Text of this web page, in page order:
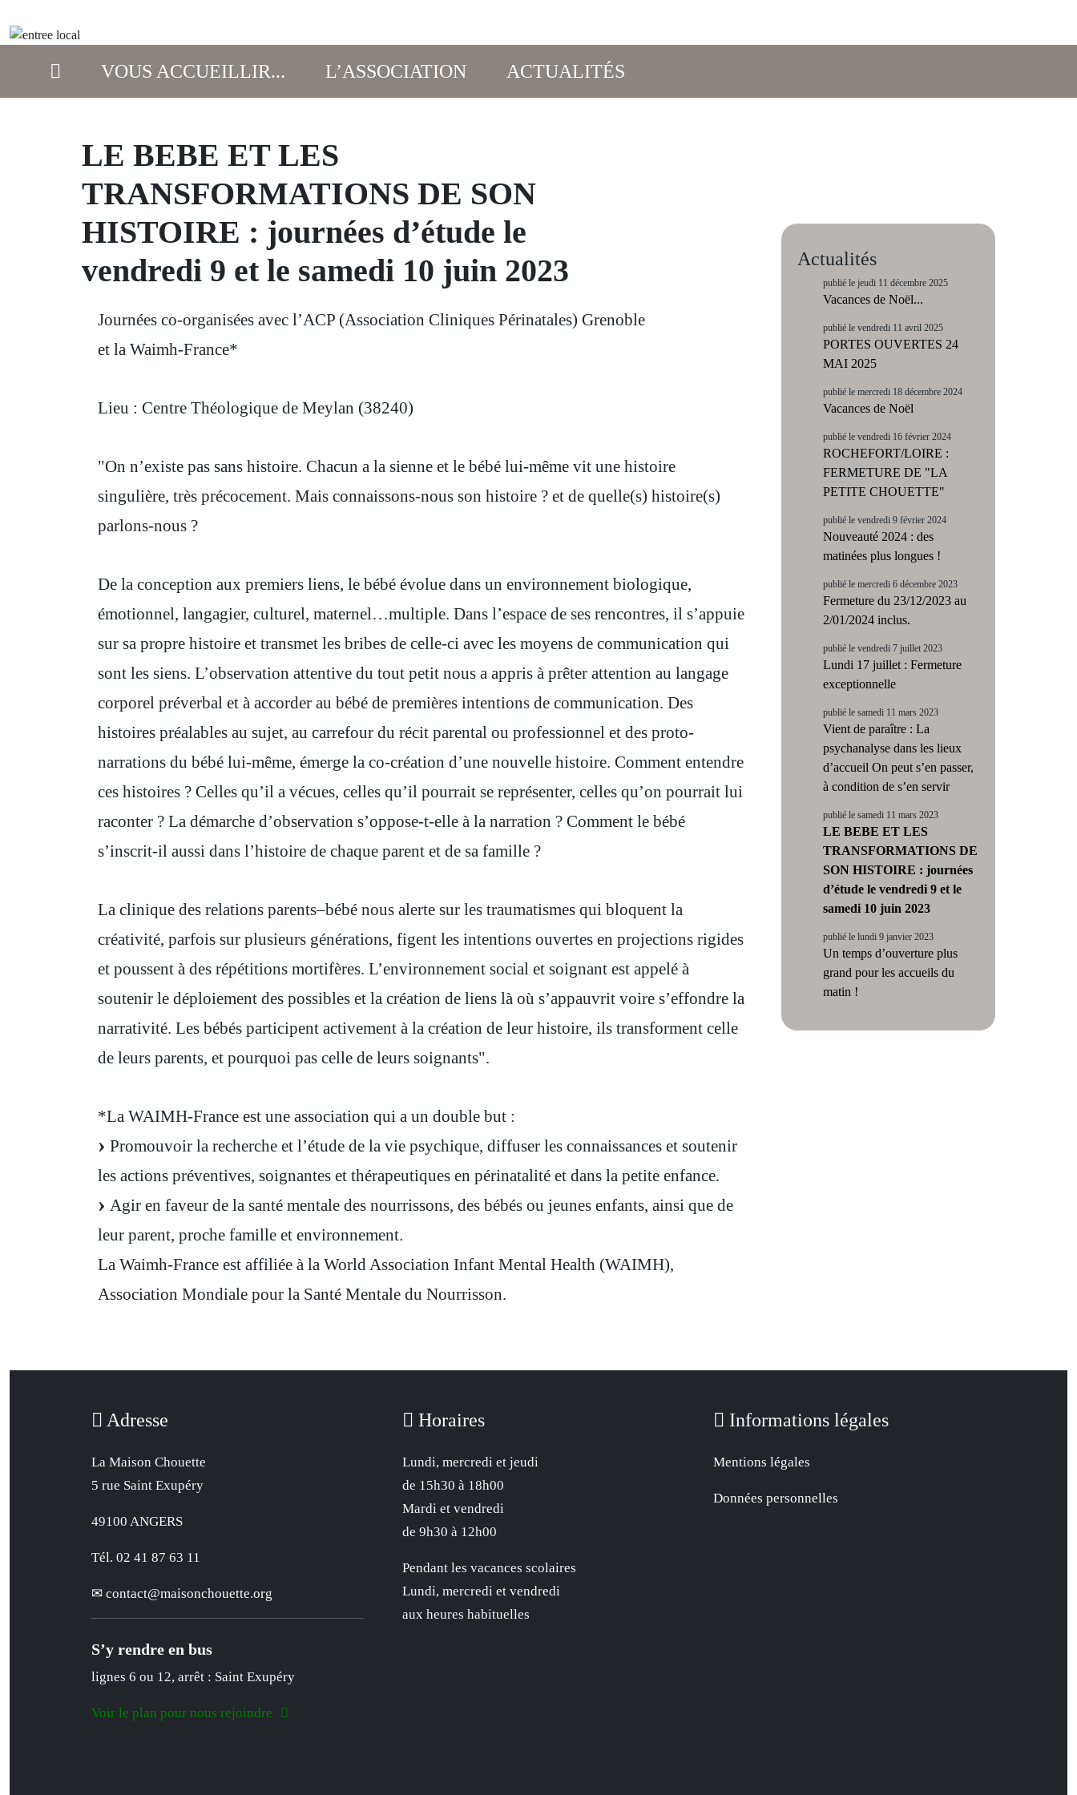
VOUS ACCUEILLIR... L’ASSOCIATION ACTUALITÉS
LE BEBE ET LES
TRANSFORMATIONS DE SON
HISTOIRE : journées d’étude le
vendredi 9 et le samedi 10 juin 2023
Journées co-organisées avec l’ACP (Association Cliniques Périnatales) Grenoble
et la Waimh-France*
Lieu : Centre Théologique de Meylan (38240)
"On n’existe pas sans histoire. Chacun a la sienne et le bébé lui-même vit une histoire
singulière, très précocement. Mais connaissons-nous son histoire ? et de quelle(s) histoire(s)
parlons-nous ?
De la conception aux premiers liens, le bébé évolue dans un environnement biologique,
émotionnel, langagier, culturel, maternel…multiple. Dans l’espace de ses rencontres, il s’appuie
sur sa propre histoire et transmet les bribes de celle-ci avec les moyens de communication qui
sont les siens. L’observation attentive du tout petit nous a appris à prêter attention au langage
corporel préverbal et à accorder au bébé de premières intentions de communication. Des
histoires préalables au sujet, au carrefour du récit parental ou professionnel et des proto-
narrations du bébé lui-même, émerge la co-création d’une nouvelle histoire. Comment entendre
ces histoires ? Celles qu’il a vécues, celles qu’il pourrait se représenter, celles qu’on pourrait lui
raconter ? La démarche d’observation s’oppose-t-elle à la narration ? Comment le bébé
s’inscrit-il aussi dans l’histoire de chaque parent et de sa famille ?
La clinique des relations parents–bébé nous alerte sur les traumatismes qui bloquent la
créativité, parfois sur plusieurs générations, figent les intentions ouvertes en projections rigides
et poussent à des répétitions mortifères. L’environnement social et soignant est appelé à
soutenir le déploiement des possibles et la création de liens là où s’appauvrit voire s’effondre la
narrativité. Les bébés participent activement à la création de leur histoire, ils transforment celle
de leurs parents, et pourquoi pas celle de leurs soignants".
*La WAIMH-France est une association qui a un double but :
Promouvoir la recherche et l’étude de la vie psychique, diffuser les connaissances et soutenir
les actions préventives, soignantes et thérapeutiques en périnatalité et dans la petite enfance.
Agir en faveur de la santé mentale des nourrissons, des bébés ou jeunes enfants, ainsi que de
leur parent, proche famille et environnement.
La Waimh-France est affiliée à la World Association Infant Mental Health (WAIMH),
Association Mondiale pour la Santé Mentale du Nourrisson.
Actualités
publié le jeudi 11 décembre 2025
Vacances de Noël...
publié le vendredi 11 avril 2025
PORTES OUVERTES 24
MAI 2025
publié le mercredi 18 décembre 2024
Vacances de Noël
publié le vendredi 16 février 2024
ROCHEFORT/LOIRE :
FERMETURE DE "LA
PETITE CHOUETTE"
publié le vendredi 9 février 2024
Nouveauté 2024 : des
matinées plus longues !
publié le mercredi 6 décembre 2023
Fermeture du 23/12/2023 au
2/01/2024 inclus.
publié le vendredi 7 juillet 2023
Lundi 17 juillet : Fermeture
exceptionnelle
publié le samedi 11 mars 2023
Vient de paraître : La
psychanalyse dans les lieux
d’accueil On peut s’en passer,
à condition de s’en servir
publié le samedi 11 mars 2023
LE BEBE ET LES
TRANSFORMATIONS DE
SON HISTOIRE : journées
d’étude le vendredi 9 et le
samedi 10 juin 2023
publié le lundi 9 janvier 2023
Un temps d’ouverture plus
grand pour les accueils du
matin !
Adresse
La Maison Chouette
5 rue Saint Exupéry
49100 ANGERS
Tél. 02 41 87 63 11
contact@maisonchouette.org
S’y rendre en bus
lignes 6 ou 12, arrêt : Saint Exupéry
Voir le plan pour nous rejoindre
Horaires
Lundi, mercredi et jeudi
de 15h30 à 18h00
Mardi et vendredi
de 9h30 à 12h00
Pendant les vacances scolaires
Lundi, mercredi et vendredi
aux heures habituelles
Informations légales
Mentions légales
Données personnelles